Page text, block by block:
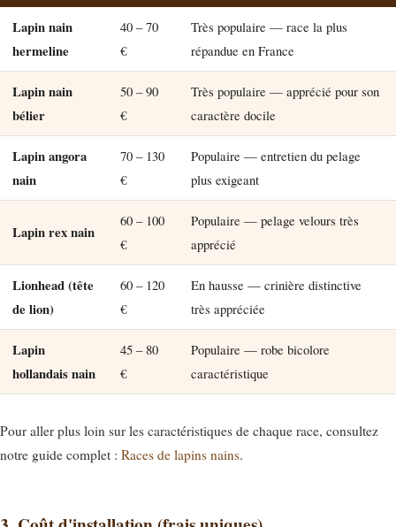
Lapin nain
hermeline
40 – 70
€
Très populaire — race la plus
répandue en France
Lapin nain
bélier
50 – 90
€
Très populaire — apprécié pour son
caractère docile
Lapin angora
nain
70 – 130
€
Populaire — entretien du pelage
plus exigeant
Lapin rex nain
60 – 100
€
Populaire — pelage velours très
apprécié
Lionhead (tête
de lion)
60 – 120
€
En hausse — crinière distinctive
très appréciée
Lapin
hollandais nain
45 – 80
€
Populaire — robe bicolore
caractéristique
Pour aller plus loin sur les caractéristiques de chaque race, consultez
notre guide complet : Races de lapins nains.